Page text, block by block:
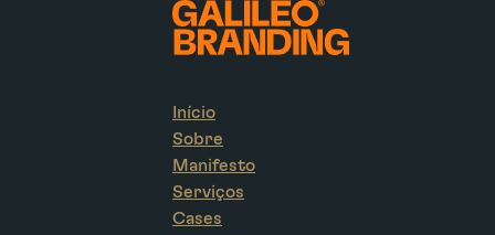
Início
Sobre
Manifesto
Serviços
Cases